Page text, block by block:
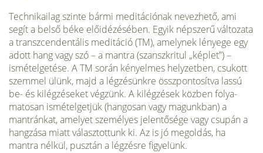
Technikailag szinte bármi meditációnak ne­vezhető, ami
segít a belső béke előidézésében. Egyik népszerű változata
a transzcendentális meditáció (TM), amelynek lényege egy
adott hang vagy szó – a mantra (szanszkritul „kép­let”) –
ismételgetése. A TM során kényelmes helyzetben, csukott
szemmel ülünk, majd a légzésünkre összpontosítva lassú
be- és kilég­zéseket végzünk. A kilégzések közben folya­
matosan ismételgetjük (hangosan vagy ma­gunkban) a
mantránkat, amelyet személyes jelentősége vagy csupán a
hangzása miatt vá­lasztottunk ki. Az is jó megoldás, ha
mantra nélkül, pusztán a légzésre figyelünk.